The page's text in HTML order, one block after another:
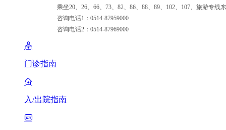
乘坐20、26、66、73、82、86、88、89、102、107、旅游专线
咨询电话1：0514-87959000
咨询电话2：0514-87969000
门诊指南
入/出院指南